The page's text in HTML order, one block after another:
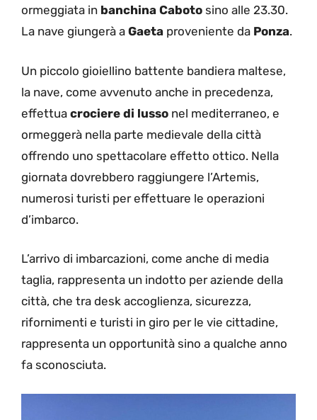
ormeggiata in banchina Caboto sino alle 23.30.
La nave giungerà a Gaeta proveniente da Ponza.
Un piccolo gioiellino battente bandiera maltese,
la nave, come avvenuto anche in precedenza,
effettua crociere di lusso nel mediterraneo, e
ormeggerà nella parte medievale della città
offrendo uno spettacolare effetto ottico. Nella
giornata dovrebbero raggiungere l’Artemis,
numerosi turisti per effettuare le operazioni
d’imbarco.
L’arrivo di imbarcazioni, come anche di media
taglia, rappresenta un indotto per aziende della
città, che tra desk accoglienza, sicurezza,
rifornimenti e turisti in giro per le vie cittadine,
rappresenta un opportunità sino a qualche anno
fa sconosciuta.